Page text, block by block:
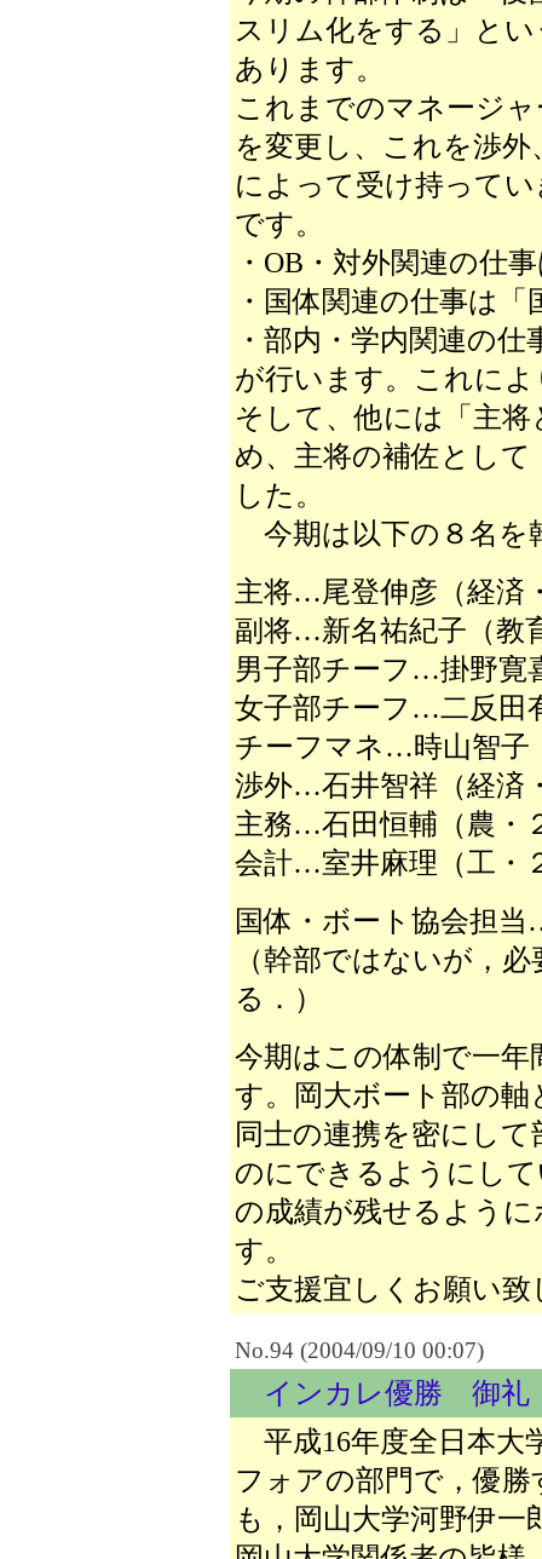
スリム化をする」と
あります。
これまでのマネージ
を変更し、これを渉
によって受け持って
です。
・OB・対外関連の仕
・国体関連の仕事は
・部内・学内関連の仕
が行います。これに
そして、他には「主
め、主将の補佐とし
した。
今期は以下の８名を
主将…尾登伸彦（経済
副将…新名祐紀子（教
男子部チーフ…掛野寛
女子部チーフ…二反田
チーフマネ…時山智子
渉外…石井智祥（経済
主務…石田恒輔（農・
会計…室井麻理（工・
国体・ボート協会担
（幹部ではないが，
る．）
今期はこの体制で一
す。岡大ボート部の
同士の連携を密にし
のにできるようにし
の成績が残せるよう
す。
ご支援宜しくお願い致
No.94 (2004/09/10 00:07)
インカレ優勝 御礼
平成16年度全日本大
フォアの部門で，優
も，岡山大学河野伊